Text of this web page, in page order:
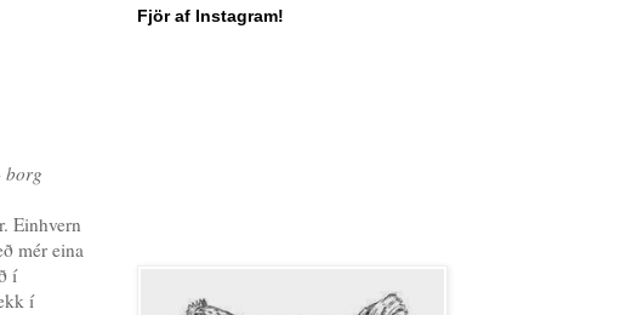
borg
Einhvern
mér eina
í
í
Fjör af Instagram!